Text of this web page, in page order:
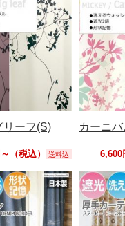
リーフ(S)
（税込） 送料込
カーニ
6,600